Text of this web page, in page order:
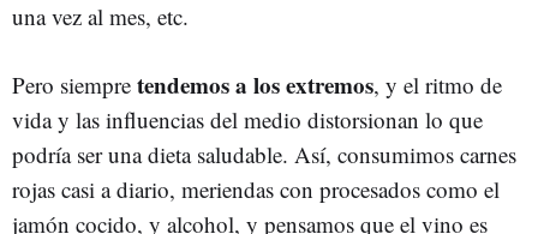
una vez al mes, etc.
Pero siempre tendemos a los extremos, y el ritmo de
vida y las influencias del medio distorsionan lo que
podría ser una dieta saludable. Así, consumimos carnes
rojas casi a diario, meriendas con procesados como el
jamón cocido, y alcohol, y pensamos que el vino es